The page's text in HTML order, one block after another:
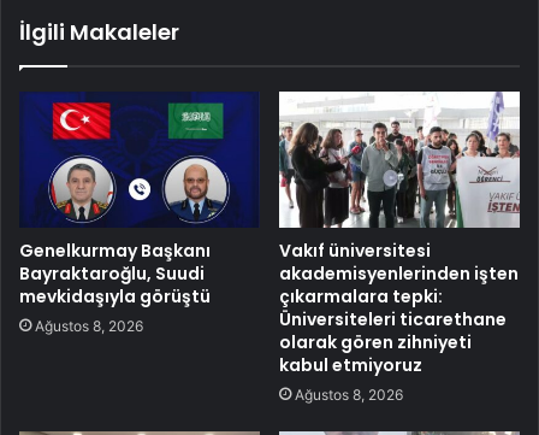
İlgili Makaleler
Genelkurmay Başkanı
Bayraktaroğlu, Suudi
mevkidaşıyla görüştü
Ağustos 8, 2026
Vakıf üniversitesi
akademisyenlerinden işten
çıkarmalara tepki:
Üniversiteleri ticarethane
olarak gören zihniyeti
kabul etmiyoruz
Ağustos 8, 2026